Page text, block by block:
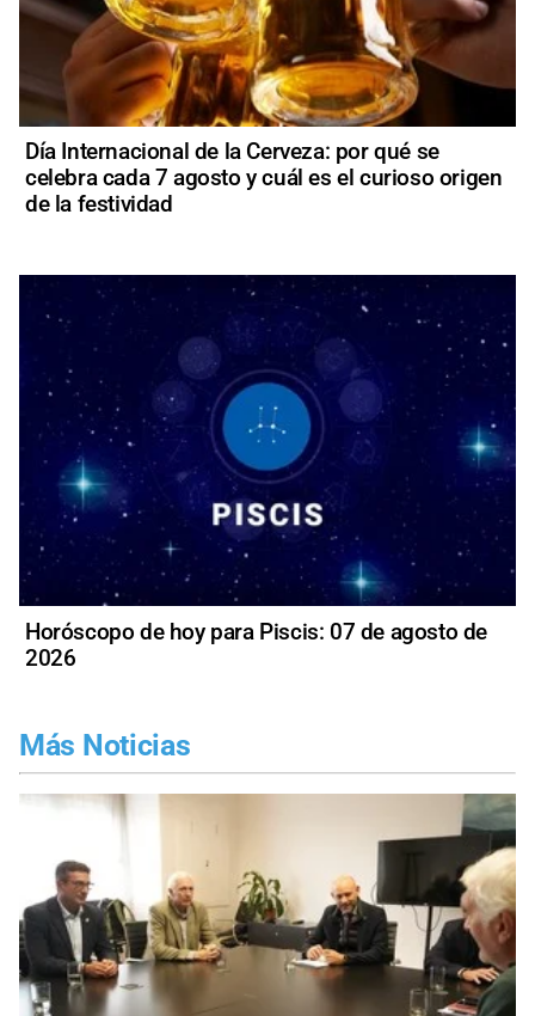
Día Internacional de la Cerveza: por qué se
celebra cada 7 agosto y cuál es el curioso origen
de la festividad
Horóscopo de hoy para Piscis: 07 de agosto de
2026
Más Noticias